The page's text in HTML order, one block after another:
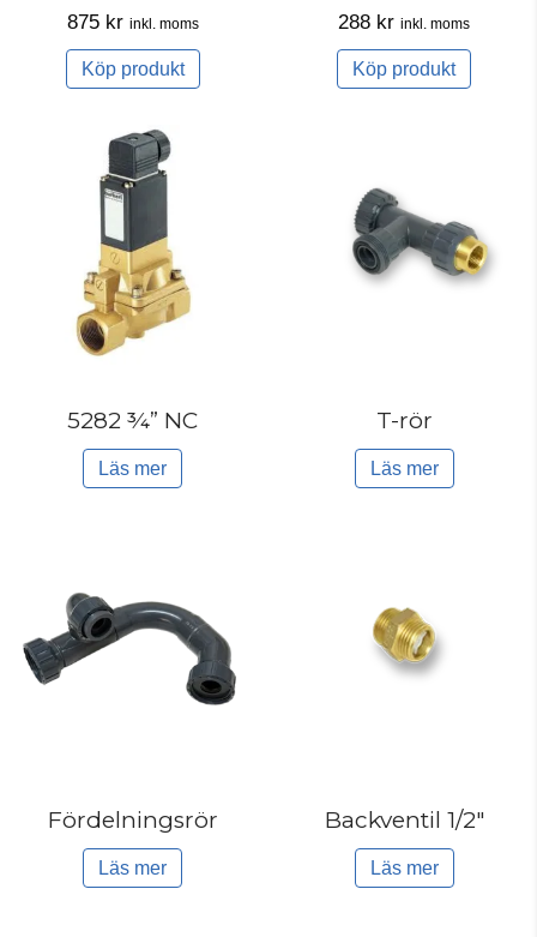
875 kr inkl. moms
Köp produkt
288 kr inkl. moms
Köp produkt
5282 ¾” NC
Läs mer
T-rör
Läs mer
Fördelningsrör
Läs mer
Backventil 1/2″
Läs mer